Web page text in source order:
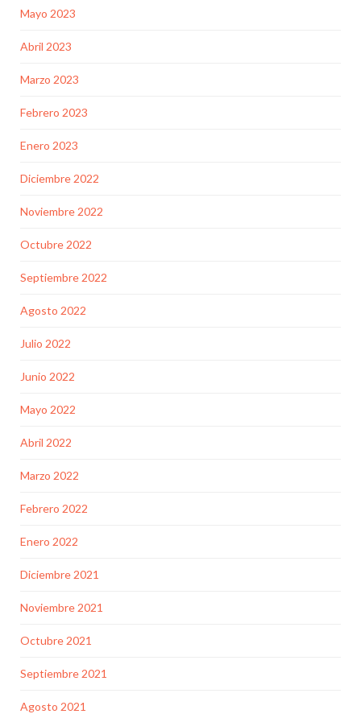
Mayo 2023
Abril 2023
Marzo 2023
Febrero 2023
Enero 2023
Diciembre 2022
Noviembre 2022
Octubre 2022
Septiembre 2022
Agosto 2022
Julio 2022
Junio 2022
Mayo 2022
Abril 2022
Marzo 2022
Febrero 2022
Enero 2022
Diciembre 2021
Noviembre 2021
Octubre 2021
Septiembre 2021
Agosto 2021